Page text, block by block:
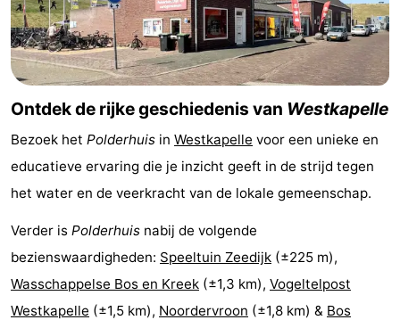
Nieuws
Medische
adressen
Regio
Zeeland
Schouwen-
Duiveland
-
Brouwershaven
-
Ontdek de rijke geschiedenis van Westkapelle
Bezoek het Polderhuis in Westkapelle voor een unieke en
educatieve ervaring die je inzicht geeft in de strijd tegen
het water en de veerkracht van de lokale gemeenschap.
Verder is Polderhuis nabij de volgende
bezienswaardigheden: Speeltuin Zeedijk (±225 m),
Wasschappelse Bos en Kreek (±1,3 km), Vogeltelpost
Westkapelle (±1,5 km), Noordervroon (±1,8 km) & Bos